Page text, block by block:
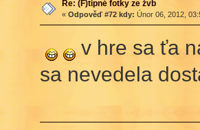
Re: (F)tipné fotky ze žvb
« Odpověď #72 kdy: Únor 06, 2012,
v hre sa ťa
sa nevedela